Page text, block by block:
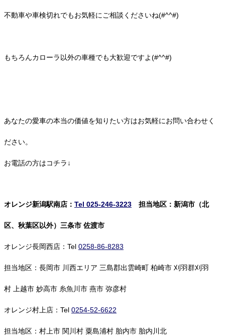
不動車や車検切れでもお気軽にご相談くださいね(#^^#)
もちろんカローラ以外の車種でも大歓迎ですよ(#^^#)
あなたの愛車の本当の価値を知りたい方はお気軽にお問い合わせく
ださい。
お電話の方はコチラ↓
オレンジ新潟駅南店： Tel 025-246-3223 担当地区：新潟市（北
区、秋葉区以外）三条市 佐渡市
オレンジ長岡西店：Tel 0258-86-8283
担当地区：長岡市 川西エリア 三島郡出雲崎町 柏崎市 刈羽群刈羽
村 上越市 妙高市 糸魚川市 燕市 弥彦村
オレンジ村上店：Tel 0254-52-6622
担当地区：村上市 関川村 粟島浦村 胎内市 胎内川北